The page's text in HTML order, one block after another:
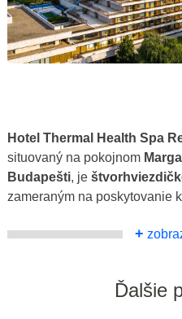
Hotel Thermal Health Spa
situovaný na pokojnom
Budapešti, je
zameraným na poskytovanie
+
Ďalšie